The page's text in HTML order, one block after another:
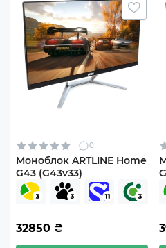
0
Моноблок ARTLINE Home
G43 (G43v33)
32850 ₴